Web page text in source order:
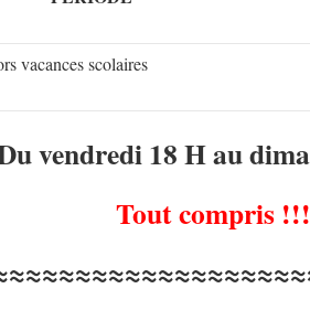
vacances scolaires
vendredi 18 H au
Tout compris !!!